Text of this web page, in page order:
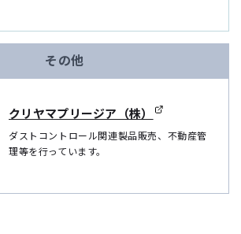
その他
クリヤマプリージア（株）
ダストコントロール関連製品販売、不動産管
理等を行っています。